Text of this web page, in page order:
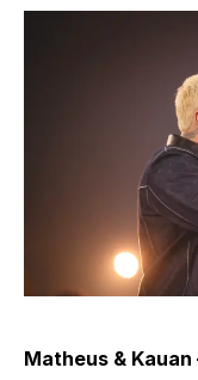
Matheus &